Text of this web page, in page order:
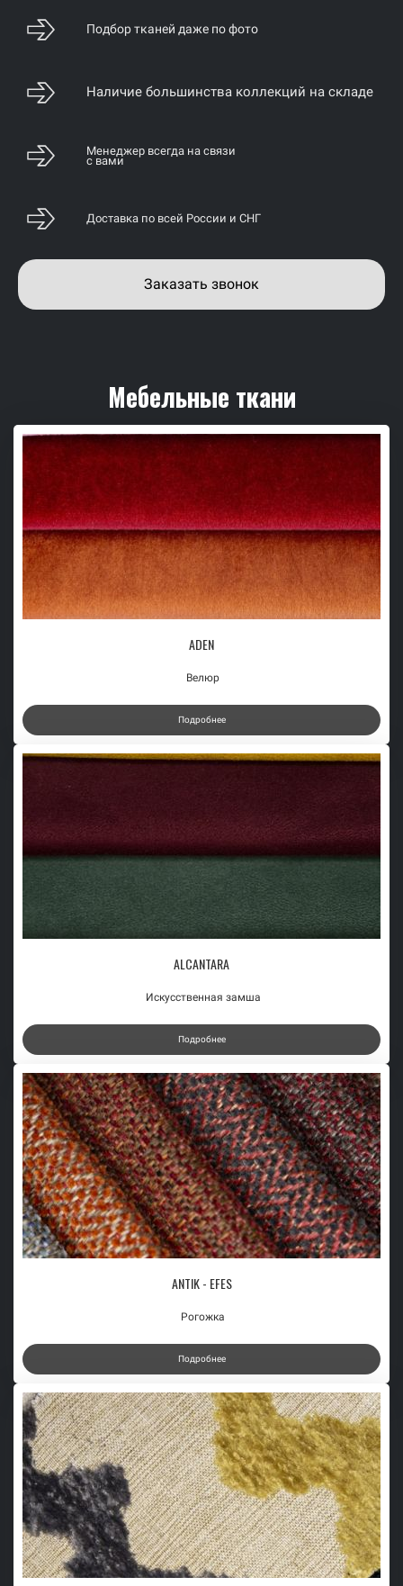
Подбор тканей даже по фото
Наличие большинства коллекций на складе
Менеджер всегда на связи
с вами
Доставка по всей России и СНГ
Заказать звонок
Мебельные ткани
ADEN
Велюр
Подробнее
ALCANTARA
Искусственная замша
Подробнее
ANTIK - EFES
Рогожка
Подробнее